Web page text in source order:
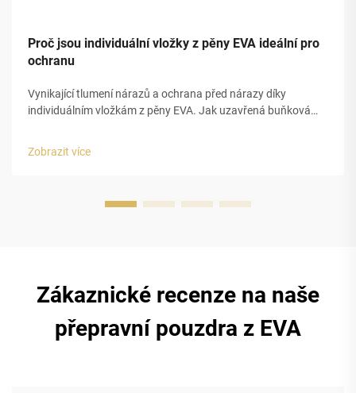
Proč jsou individuální vložky z pěny EVA ideální pro
ochranu
Vynikající tlumení nárazů a ochrana před nárazy díky
individuálním vložkám z pěny EVA. Jak uzavřená buňková
Zobrazit více
Zákaznické recenze na naše
přepravní pouzdra z EVA